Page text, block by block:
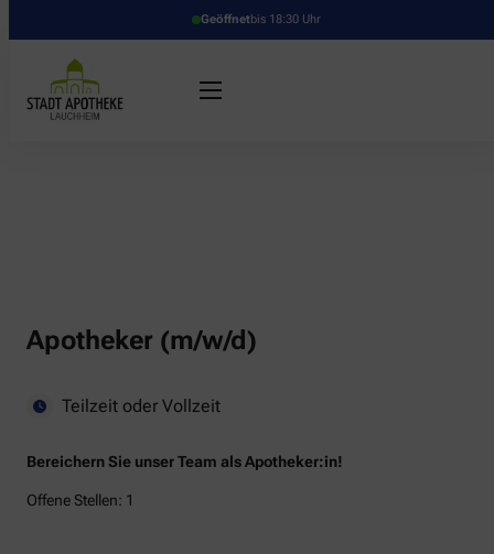
Geöffnetbis 18:30 Uhr
Apotheker (m/w/d)
Teilzeit oder Vollzeit
Bereichern Sie unser Team als Apotheker:in!
Offene Stellen: 1